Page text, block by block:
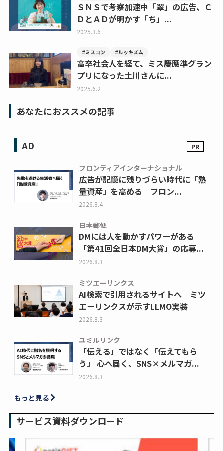
ＳＮＳで考察加速中「翠」の広告、Ｃ
ＤとＡＤが明かす「ち」...
2025.3.6
#ミスコン #ルッキズム
高卒社会人を経て、ミス慶應準グラン
プリになった土川さんに...
2025.6.2
あなたにおススメの記事
AD
フロンティアインターナショナル
広告が記憶に残りづらい時代に「熱
量資産」を高める フロン...
2026.8.4
日本郵便
DMには人を動かすパワーがある
「第41回全日本DM大賞」の応募...
2026.8.3
ミツエーリンクス
AI検索で引用されるサイトへ ミツ
エーリンクスが示すLLMO実装
2026.8.3
ユミルリンク
「伝える」ではなく「伝えてもら
う」 心へ届く、SNS×メルマガ...
2026.8.3
もっと見る
サービス資料ダウンロード